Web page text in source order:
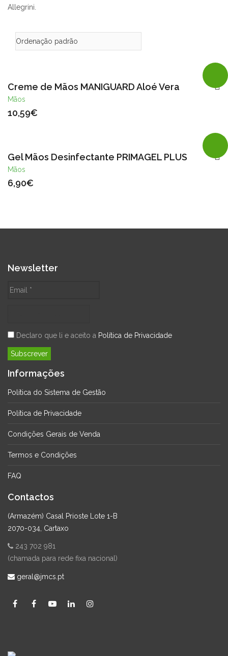
Allegrini.
Creme de Mãos MANIGUARD Aloé Vera
Mãos
10,59€
Gel Mãos Desinfectante PRIMAGEL PLUS
Mãos
6,90€
Newsletter
Declaro que li e aceito a Política de Privacidade
Informações
Política do Sistema de Gestão
Política de Privacidade
Condições Gerais de Venda
Termos e Condições
FAQ
Contactos
(Armazém) Casal Prioste Lote 1-B
2070-034, Cartaxo
243 702 981
(chamada para rede fixa nacional)
geral@jmcs.pt